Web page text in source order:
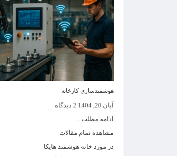
هوشمندسازی کارخانه
آبان 20, 1404
2 دیدگاه
ادامه مطلب ...
مشاهده تمام مقالات
در مورد خانه هوشمند هایکا